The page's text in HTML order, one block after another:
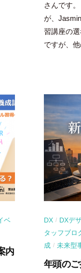
さんです
が、
習講座の
ですが、
ベ
内
DX / DXデ
タッフブロ
成 / 未来型
年頭のご